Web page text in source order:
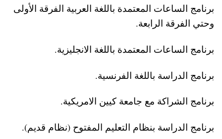
برنامج الساعات المعتمدة باللغة العربية الفرقة الأولى
وحتي الفرقة الرابعة.
برنامج الساعات المعتمدة باللغة الانجليزية.
برنامج الدراسة باللغة الفرنسية.
برنامج الشراكة مع جامعة كيين الامريكية.
برنامج الدراسة بنظام التعليم المفتوح (نظام قديم).